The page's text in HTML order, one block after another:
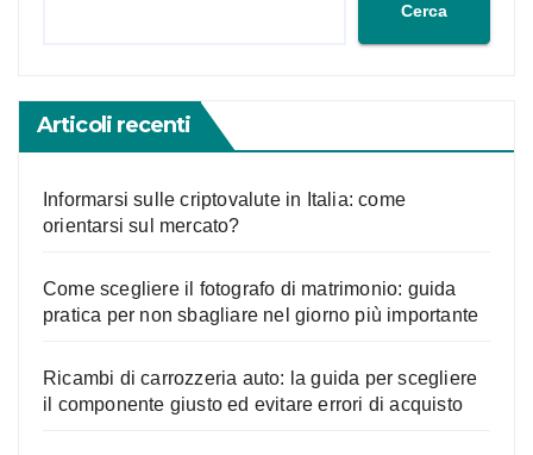
Cerca
Articoli recenti
Informarsi sulle criptovalute in Italia: come
orientarsi sul mercato?
Come scegliere il fotografo di matrimonio: guida
pratica per non sbagliare nel giorno più importante
Ricambi di carrozzeria auto: la guida per scegliere
il componente giusto ed evitare errori di acquisto